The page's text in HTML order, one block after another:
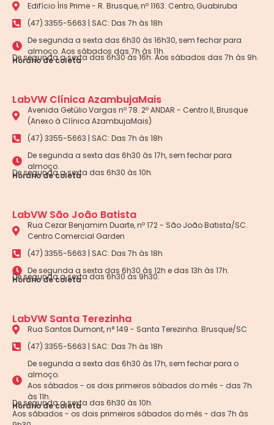
Edifício Íris Prime - R. Brusque, nº 1163. Centro, Guabiruba
(47) 3355-5663 | SAC: Das 7h às 18h
De segunda a sexta das 6h30 às 16h30, sem fechar para
almoço. Aos sábados das 7h às 11h.
Horário de coleta
De segunda a sexta das 6h30 às 16h. Aos sábados das 7h às 9h.
LabVW Clínica AzambujaMais
Avenida Getúlio Vargas nº 78. 2º ANDAR - Centro II, Brusque
(Anexo à Clínica AzambujaMais)
(47) 3355-5663 | SAC: Das 7h às 18h
De segunda a sexta das 6h30 às 17h, sem fechar para
almoço.
Horário de coleta
De segunda a sexta das 6h30 às 10h.
LabVW São João Batista
Rua Cezar Benjamim Duarte, nº 172 - São João Batista/SC.
Centro Comercial Garden
(47) 3355-5663 | SAC: Das 7h às 18h
De segunda a sexta das 6h30 às 12h e das 13h às 17h.
Horário de coleta
De segunda a sexta das 6h30 às 9h30.
LabVW Santa Terezinha
Rua Santos Dumont, n° 149 - Santa Terezinha. Brusque/SC
(47) 3355-5663 | SAC: Das 7h às 18h
De segunda a sexta das 6h30 às 17h, sem fechar para o
almoço.
Aos sábados - os dois primeiros sábados do mês - das 7h
às 11h.
Horário de coleta
De segunda a sexta das 6h30 às 10h.
Aos sábados - os dois primeiros sábados do mês - das 7h às